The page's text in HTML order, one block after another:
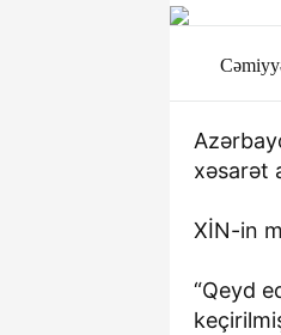
xəsarət
XİN-in
“Qeyd